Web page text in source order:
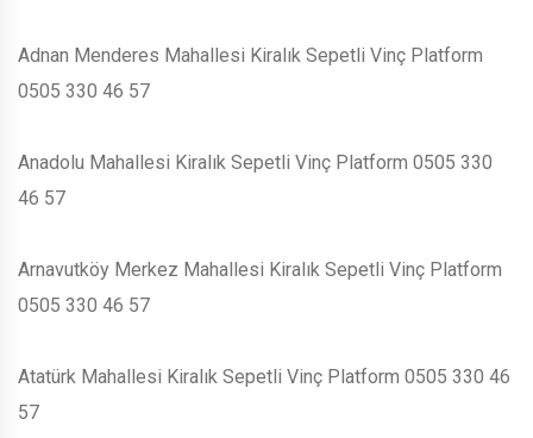
Adnan Menderes Mahallesi Kiralık Sepetli Vinç Platform
0505 330 46 57
Anadolu Mahallesi Kiralık Sepetli Vinç Platform 0505 330
46 57
Arnavutköy Merkez Mahallesi Kiralık Sepetli Vinç Platform
0505 330 46 57
Atatürk Mahallesi Kiralık Sepetli Vinç Platform 0505 330 46
57